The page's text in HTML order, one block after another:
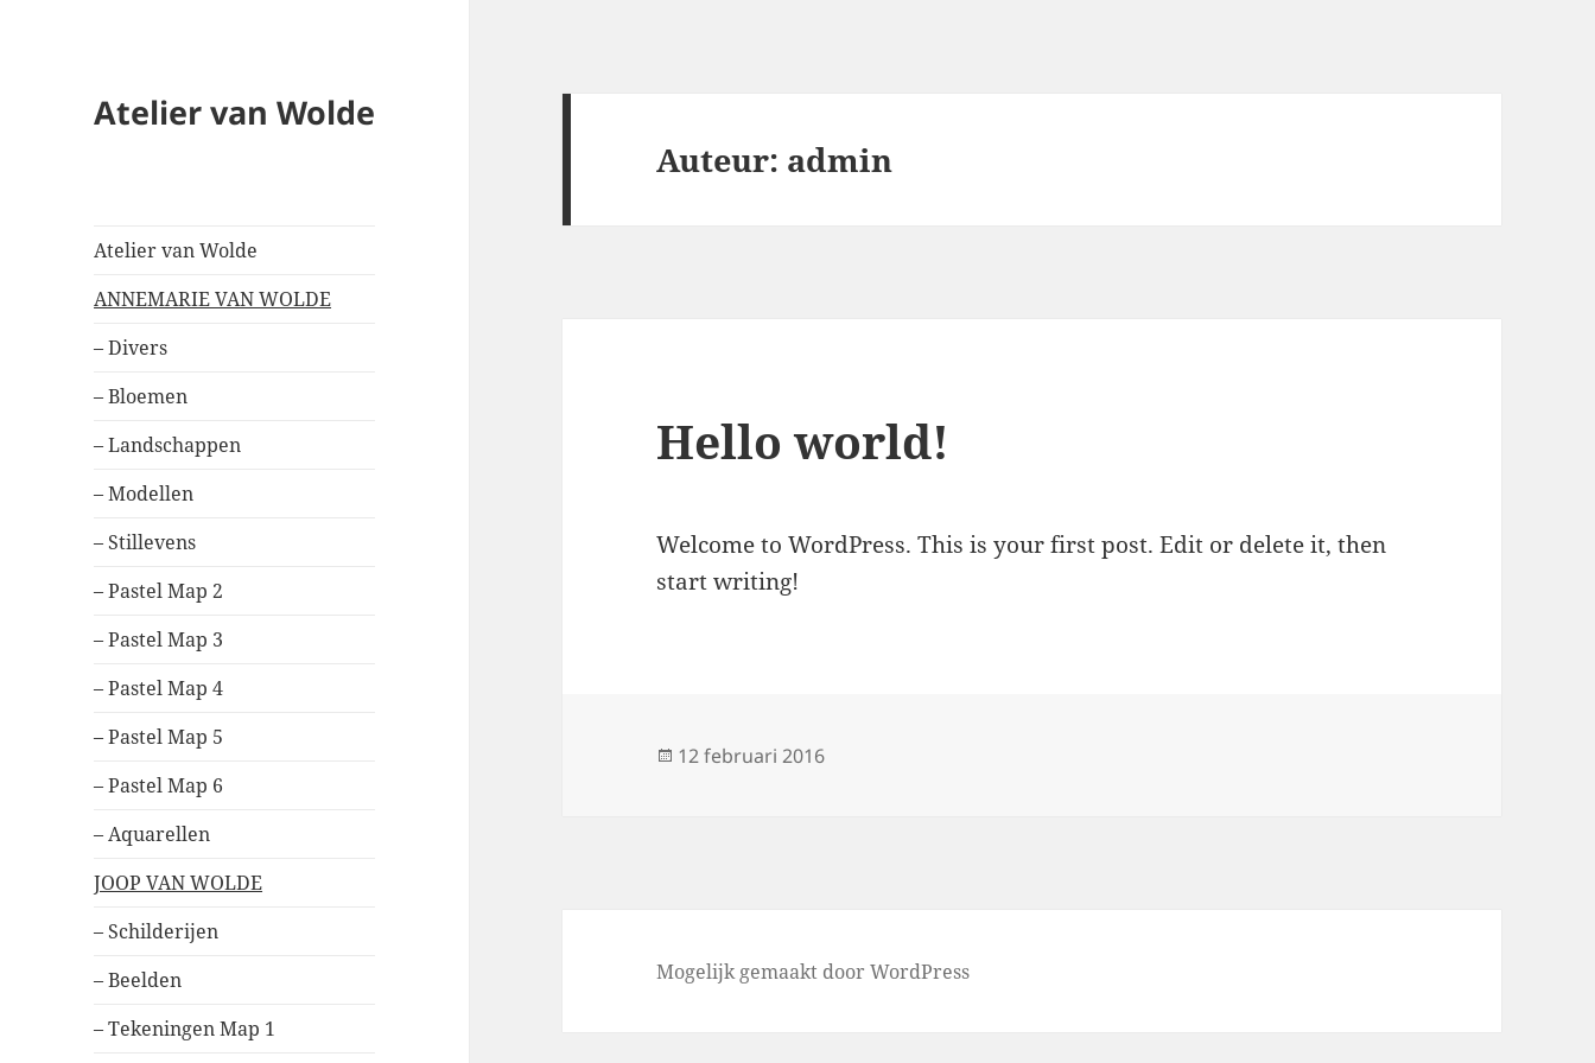
Atelier van Wolde
Atelier van Wolde
ANNEMARIE VAN WOLDE
– Divers
– Bloemen
– Landschappen
– Modellen
– Stillevens
– Pastel Map 2
– Pastel Map 3
– Pastel Map 4
– Pastel Map 5
– Pastel Map 6
– Aquarellen
JOOP VAN WOLDE
– Schilderijen
– Beelden
– Tekeningen Map 1
Auteur: admin
Hello world!
Welcome to WordPress. This is your first post. Edit or delete it, then
start writing!
Geplaatst
12 februari 2016
Mogelijk gemaakt door WordPress